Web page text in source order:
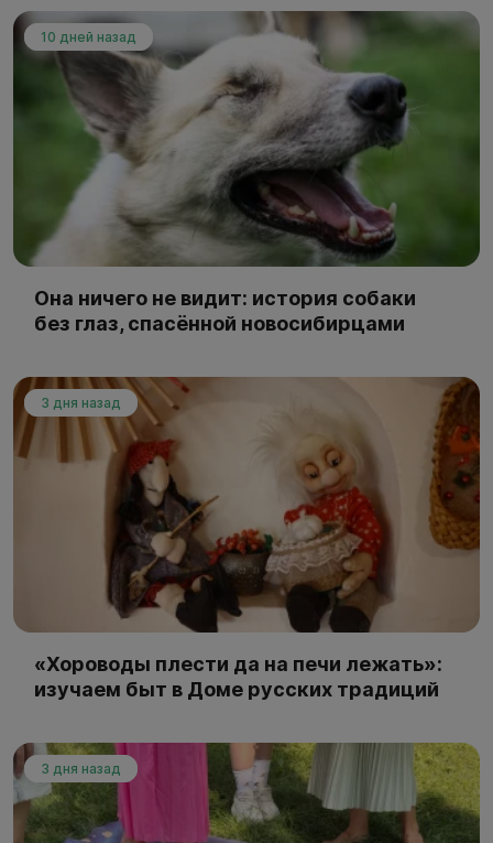
10 дней назад
Она ничего не видит: история собаки
без глаз, спасённой новосибирцами
3 дня назад
«Хороводы плести да на печи лежать»:
изучаем быт в Доме русских традиций
3 дня назад